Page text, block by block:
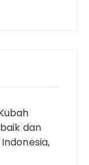
dan